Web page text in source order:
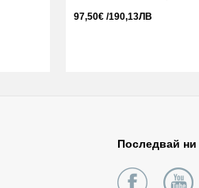
97,50€ /190,13ЛВ
Последвай ни